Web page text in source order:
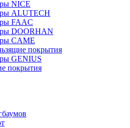
NICE
ALUTECH
FAAC
DOORHAN
CAME
покрытия
GENIUS
покрытия